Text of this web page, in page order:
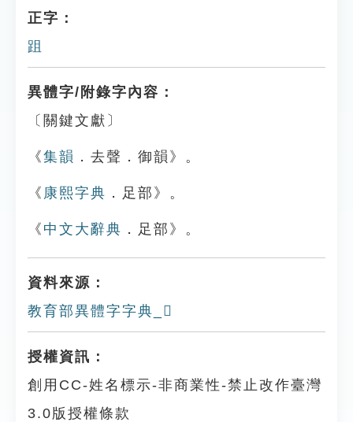
正字：
跙
異體字/附錄字內容：
〔關鍵文獻〕
《集韻 ．去聲．御韻》。
《 康熙字典 ．足部》。
《 中文大辭典 ．足部》。
資料來源：
教育部異體字字典_𨆄
授權資訊：
創用CC-姓名標示-非商業性-禁止改作臺灣
3.0版授權條款